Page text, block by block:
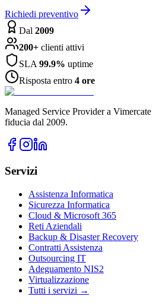
Richiedi preventivo
Dal 2009
200+ clienti attivi
SLA 99.9% uptime
Risposta entro 4 ore
Managed Service Provider a
fiducia dal 2009.
Servizi
Assistenza Informatica
Sicurezza Informatica
Cloud & Microsoft 365
Reti Aziendali
Backup & Disaster Recovery
Contratti Assistenza
Outsourcing IT
Adeguamento NIS2
Virtualizzazione
Tutti i servizi →